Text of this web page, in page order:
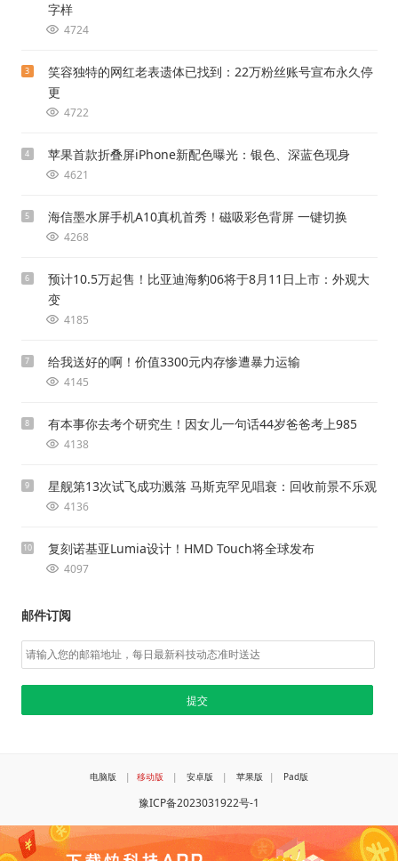
字样
4724
3
笑容独特的网红老表遗体已找到：22万粉丝账号宣布永久停
更
4722
4 苹果首款折叠屏iPhone新配色曝光：银色、深蓝色现身
4621
5 海信墨水屏手机A10真机首秀！磁吸彩色背屏 一键切换
4268
6
预计10.5万起售！比亚迪海豹06将于8月11日上市：外观大
变
4185
7 给我送好的啊！价值3300元内存惨遭暴力运输
4145
8 有本事你去考个研究生！因女儿一句话44岁爸爸考上985
4138
9 星舰第13次试飞成功溅落 马斯克罕见唱衰：回收前景不乐观
4136
10 复刻诺基亚Lumia设计！HMD Touch将全球发布
4097
邮件订阅
电脑版 | 移动版 | 安卓版 | 苹果版 | Pad版
豫ICP备2023031922号-1